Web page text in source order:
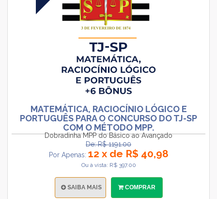
MATEMÁTICA, RACIOCÍNIO LÓGICO E
PORTUGUÊS PARA O CONCURSO DO TJ-SP
COM O MÉTODO MPP.
Dobradinha MPP do Básico ao Avançado
De: R$ 1191.00
Por Apenas: 12 x de R$ 40,98
Ou à vista: R$ 397.00
SAIBA MAIS COMPRAR